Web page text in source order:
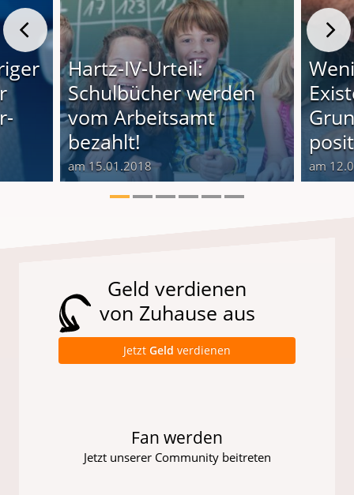
Hartz-IV-Urteil:
Schulbücher werden
vom Arbeitsamt
bezahlt!
am 15.01.2018 am
Geld verdienen
von Zuhause aus
Jetzt Geld verdienen
Fan werden
Jetzt unserer Community beitreten